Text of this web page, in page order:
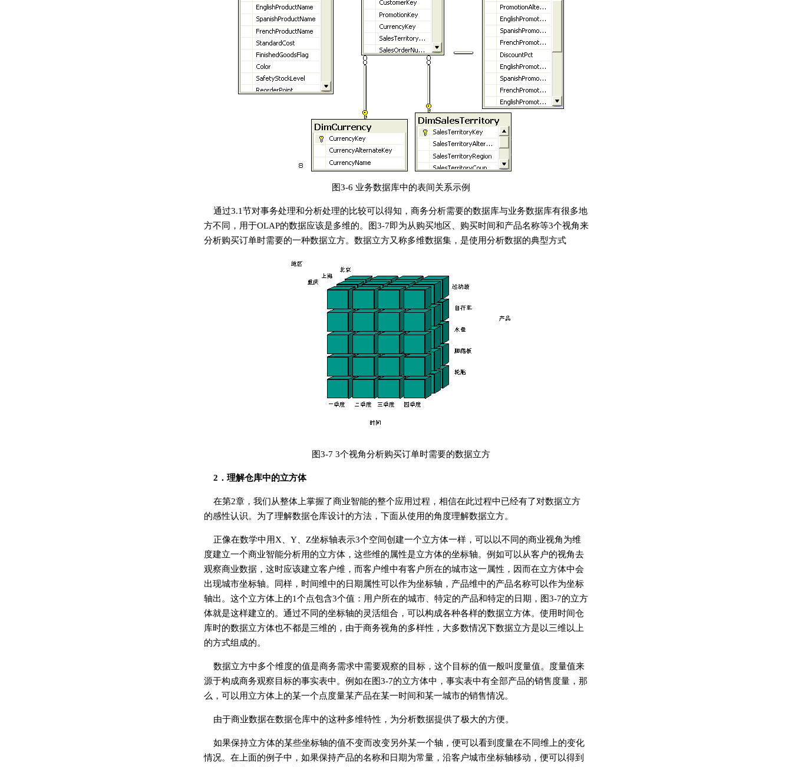
图3-6 业务数据库中的表间关系示例
通过3.1节对事务处理和分析处理的比较可以得知，商务分析需要的数据库与业务数据库有很多地
方不同，用于OLAP的数据应该是多维的。图3-7即为从购买地区、购买时间和产品名称等3个视角来
分析购买订单时需要的一种数据立方。数据立方又称多维数据集，是使用分析数据的典型方式
图3-7 3个视角分析购买订单时需要的数据立方
2．理解仓库中的立方体
在第2章，我们从整体上掌握了商业智能的整个应用过程，相信在此过程中已经有了对数据立方
的感性认识。为了理解数据仓库设计的方法，下面从使用的角度理解数据立方。
正像在数学中用X、Y、Z坐标轴表示3个空间创建一个立方体一样，可以以不同的商业视角为维
度建立一个商业智能分析用的立方体，这些维的属性是立方体的坐标轴。例如可以从客户的视角去
观察商业数据，这时应该建立客户维，而客户维中有客户所在的城市这一属性，因而在立方体中会
出现城市坐标轴。同样，时间维中的日期属性可以作为坐标轴，产品维中的产品名称可以作为坐标
轴出。这个立方体上的1个点包含3个值：用户所在的城市、特定的产品和特定的日期，图3-7的立方
体就是这样建立的。通过不同的坐标轴的灵活组合，可以构成各种各样的数据立方体。使用时间仓
库时的数据立方体也不都是三维的，由于商务视角的多样性，大多数情况下数据立方是以三维以上
的方式组成的。
数据立方中多个维度的值是商务需求中需要观察的目标，这个目标的值一般叫度量值。度量值来
源于构成商务观察目标的事实表中。例如在图3-7的立方体中，事实表中有全部产品的销售度量，那
么，可以用立方体上的某一个点度量某产品在某一时间和某一城市的销售情况。
由于商业数据在数据仓库中的这种多维特性，为分析数据提供了极大的方便。
如果保持立方体的某些坐标轴的值不变而改变另外某一个轴，便可以看到度量在不同维上的变化
情况。在上面的例子中，如果保持产品的名称和日期为常量，沿客户城市坐标轴移动，便可以得到